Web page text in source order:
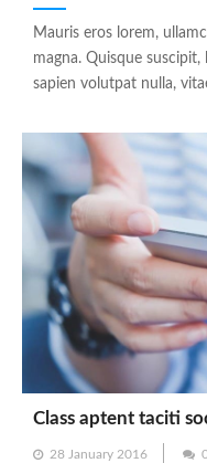
on
Mauris eros lorem,
magna. Quisque
sapien volutpat nulla,
Class aptent taciti
Posted
28 January 2016